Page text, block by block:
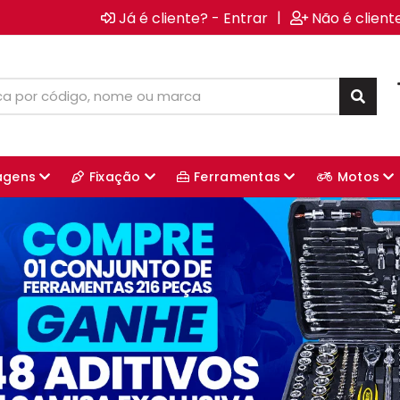
Já é cliente? - Entrar | Não é
Fixação Ferramentas Motos